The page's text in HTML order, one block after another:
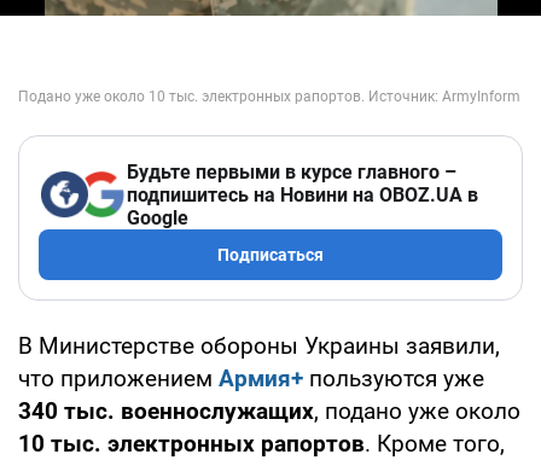
Будьте первыми в курсе главного –
подпишитесь на Новини на OBOZ.UA в
Google
Подписаться
В Министерстве обороны Украины заявили,
что приложением Армия+ пользуются уже
340 тыс. военнослужащих, подано уже около
10 тыс. электронных рапортов. Кроме того,